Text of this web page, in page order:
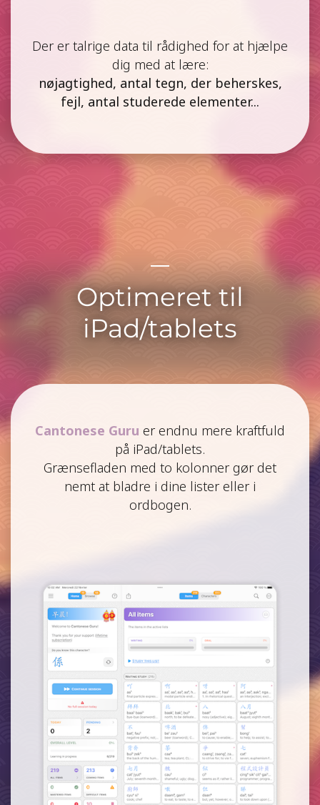
Der er talrige data til rådighed for at hjælpe
dig med at lære:
nøjagtighed, antal tegn, der beherskes,
fejl, antal studerede elementer...
Optimeret til
iPad/tablets
Cantonese Guru er endnu mere kraftfuld
på iPad/tablets.
Grænsefladen med to kolonner gør det
nemt at bladre i dine lister eller i
ordbogen.